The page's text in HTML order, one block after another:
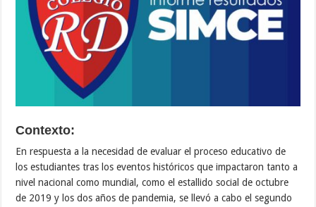
Contexto:
En respuesta a la necesidad de evaluar el proceso educativo de
los estudiantes tras los eventos históricos que impactaron tanto a
nivel nacional como mundial, como el estallido social de octubre
de 2019 y los dos años de pandemia, se llevó a cabo el segundo